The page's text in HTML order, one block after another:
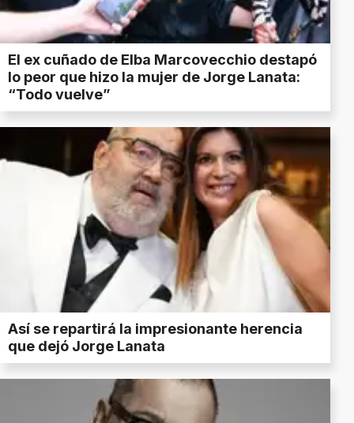
El ex cuñado de Elba Marcovecchio destapó
lo peor que hizo la mujer de Jorge Lanata:
“Todo vuelve”
Así se repartirá la impresionante herencia
que dejó Jorge Lanata